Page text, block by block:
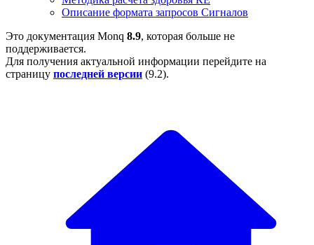
Описание формата запросов Сигналов
Это документация Monq 8.9, которая больше не
поддерживается.
Для получения актуальной информации перейдите на
страницу последней версии (9.2).